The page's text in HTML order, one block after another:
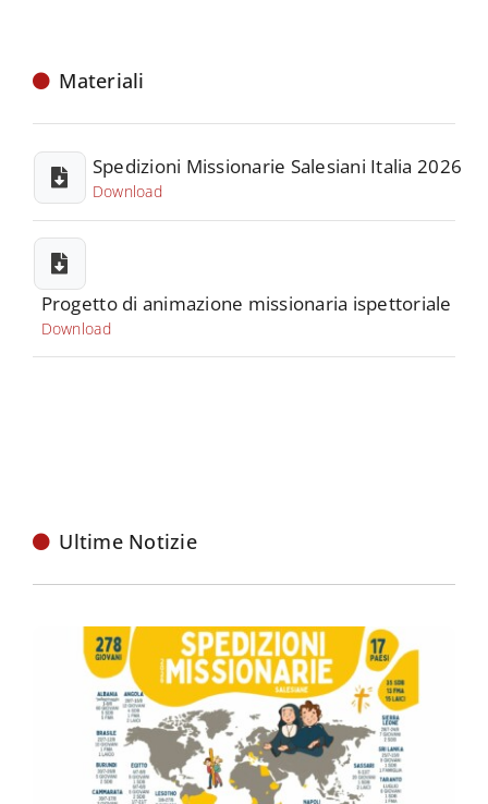
Materiali
Spedizioni Missionarie Salesiani Italia 2026
Download
Progetto di animazione missionaria ispettoriale
Download
Ultime Notizie